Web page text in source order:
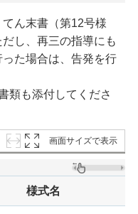
ん末書（第12号様
し、再三の指導にも
た場合は、告発を行
類も添付してくださ
画面サイズで表示
様式名